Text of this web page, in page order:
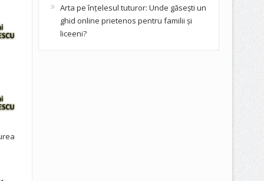
Arta pe înțelesul tuturor: Unde găsești un
ghid online prietenos pentru familii și
liceeni?